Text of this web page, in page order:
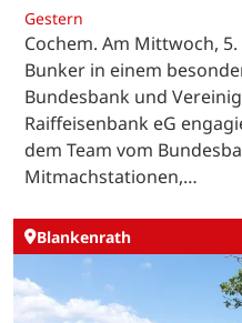
Gestern
Cochem. Am Mittwoch,
Bunker in einem
Bundesbank und
Raiffeisenbank eG
dem Team vom
Mitmachstationen,…
Blankenrath